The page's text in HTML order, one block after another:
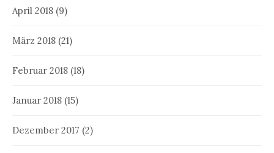
April 2018 (9)
März 2018 (21)
Februar 2018 (18)
Januar 2018 (15)
Dezember 2017 (2)